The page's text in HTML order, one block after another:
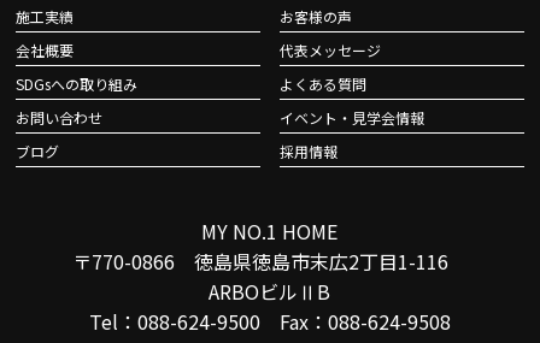
施工実績
お客様の声
会社概要
代表メッセージ
SDGsへの取り組み
よくある質問
お問い合わせ
イベント・見学会情報
ブログ
採用情報
MY NO.1 HOME
〒770-0866 徳島県徳島市末広2丁目1-116
ARBOビルⅡB
Tel：088-624-9500 Fax：088-624-9508